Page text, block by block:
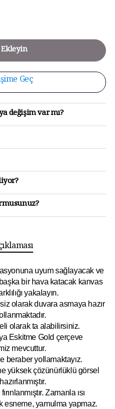
Ekleyin
Geç
değişim var mı?
uyum sağlayacak ve
bir hava katacak kanvas
yakalayın.
olarak duvara asmaya hazır
olarak ta alabilirsiniz.
Eskitme Gold çerçeve
mevcuttur.
beraber yollamaktayız.
yüksek çözünürlüklü görsel
Zamanla ısı
esneme, yamulma yapmaz.